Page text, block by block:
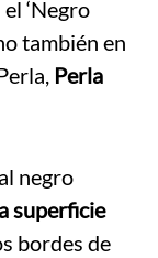
‘Negro
también en
Perla
negro
superficie
bordes de